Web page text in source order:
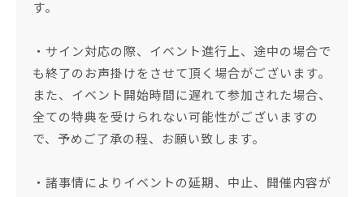
す。
・サイン対応の際、イベント進行上、途中の場合で
も終了のお声掛けをさせて頂く場合がございます。
また、イベント開始時間に遅れて参加された場合、
全ての特典を受けられない可能性がございますの
で、予めご了承の程、お願い致します。
・諸事情によりイベントの延期、中止、開催内容が